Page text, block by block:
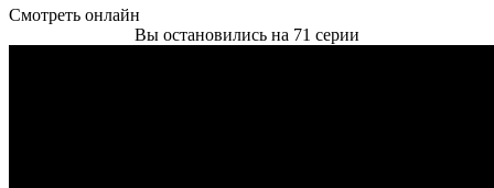
Смотреть онлайн
Вы остановились на 71 серии